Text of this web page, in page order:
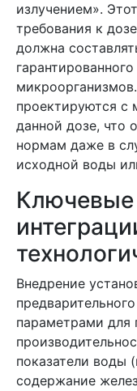
излучением».
требования к
должна
проектируются с
данной дозе, что
нормам даже в
исходной воды
Ключевые
Внедрение
параметрами для
показатели воды
содержание